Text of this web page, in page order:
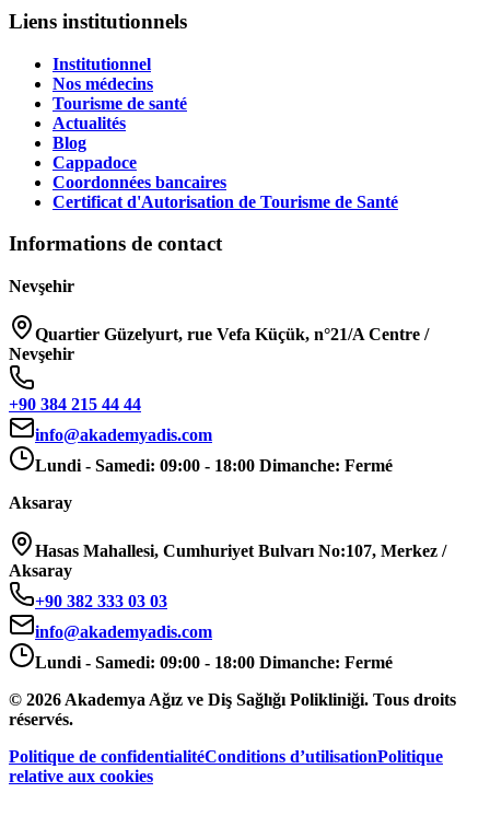
Liens institutionnels
Institutionnel
Nos médecins
Tourisme de santé
Actualités
Blog
Cappadoce
Coordonnées bancaires
Certificat d'Autorisation de Tourisme de Santé
Informations de contact
Nevşehir
Quartier Güzelyurt, rue Vefa Küçük, n°21/A Centre /
Nevşehir
+90 384 215 44 44
info@akademyadis.com
Lundi - Samedi: 09:00 - 18:00 Dimanche: Fermé
Aksaray
Hasas Mahallesi, Cumhuriyet Bulvarı No:107, Merkez /
Aksaray
+90 382 333 03 03
info@akademyadis.com
Lundi - Samedi: 09:00 - 18:00 Dimanche: Fermé
© 2026 Akademya Ağız ve Diş Sağlığı Polikliniği. Tous droits
réservés.
Politique de confidentialitéConditions d’utilisationPolitique
relative aux cookies